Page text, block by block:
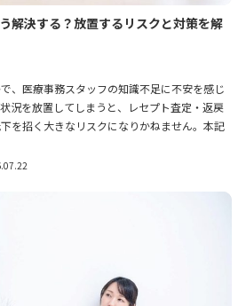
解決する？放置するリスクと対策を解
、医療事務スタッフの知識不足に不安を感じ
況を放置してしまうと、レセプト査定・返戻
を招く大きなリスクになりかねません。本記